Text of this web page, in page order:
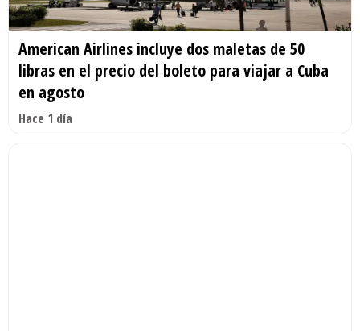
American Airlines incluye dos maletas de 50
libras en el precio del boleto para viajar a Cuba
en agosto
Hace 1 día